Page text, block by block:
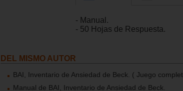
- Manual.
- 50 Hojas de Respuesta.
DEL MISMO AUTOR
BAI, Inventario de Ansiedad de Beck. ( Juego
Manual de BAI, Inventario de Ansiedad de Beck.